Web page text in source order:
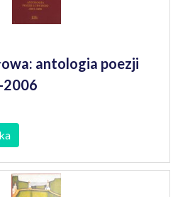
antologia poezji
2006